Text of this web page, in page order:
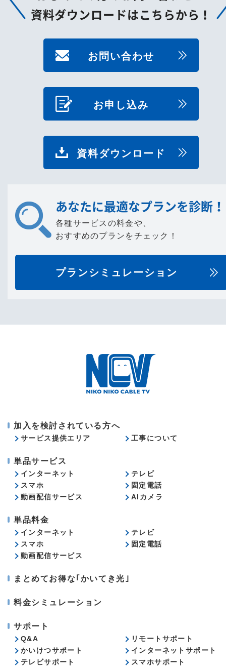
資料ダウンロードはこちらから！
お問い合わせ
お申し込み
資料ダウンロード
あなたに最適なプランを診断！
各種サービスの料金や、
おすすめのプランをチェック！
プランシミュレーション
加入を検討されている方へ
サービス提供エリア 工事について
単品サービス
インターネット
テレビ
スマホ
固定電話
動画配信サービス
AIカメラ
単品料金
インターネット
テレビ
スマホ
固定電話
動画配信サービス
まとめてお得な｢かいてき光｣
料金シミュレーション
サポート
Q&A
リモートサポート
かいけつサポート
インターネットサポート
テレビサポート
スマホサポート